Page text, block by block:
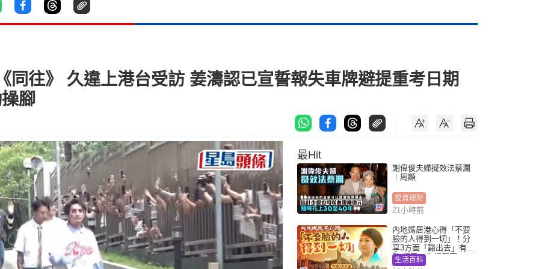
同往》 久違上港台受訪 姜濤認已宣誓報失車牌避提重考日期
腳
最Hit
謝偉俊夫婦擬效法蔡瀾
｜周顯
投資理財
21小時前
內地媽居港心得「不要
臉的人得到一切」！分
享3方面「豁出去」有著
數 網民：你好厲害
生活百科